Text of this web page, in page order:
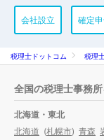
会社設立 確定
税理士ドットコム 税理
全国の税理士事務
北海道・東北
北海道 (札幌市) 青森